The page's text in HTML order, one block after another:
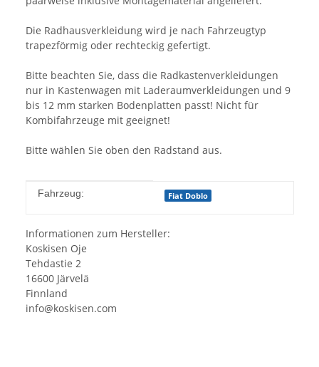
Die Radhausverkleidung wird je nach Fahrzeugtyp
trapezförmig oder rechteckig gefertigt.
Bitte beachten Sie, dass die Radkastenverkleidungen
nur in Kastenwagen mit Laderaumverkleidungen und 9
bis 12 mm starken Bodenplatten passt! Nicht für
Kombifahrzeuge mit geeignet!
Bitte wählen Sie oben den Radstand aus.
Produkteigenschaft
Wert
Fahrzeug: Fiat Doblo
Informationen zum Hersteller:
Koskisen Oje
Tehdastie 2
16600 Järvelä
Finnland
info@koskisen.com